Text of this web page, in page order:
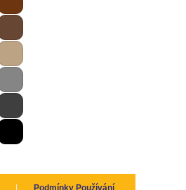
Podmínky Používání